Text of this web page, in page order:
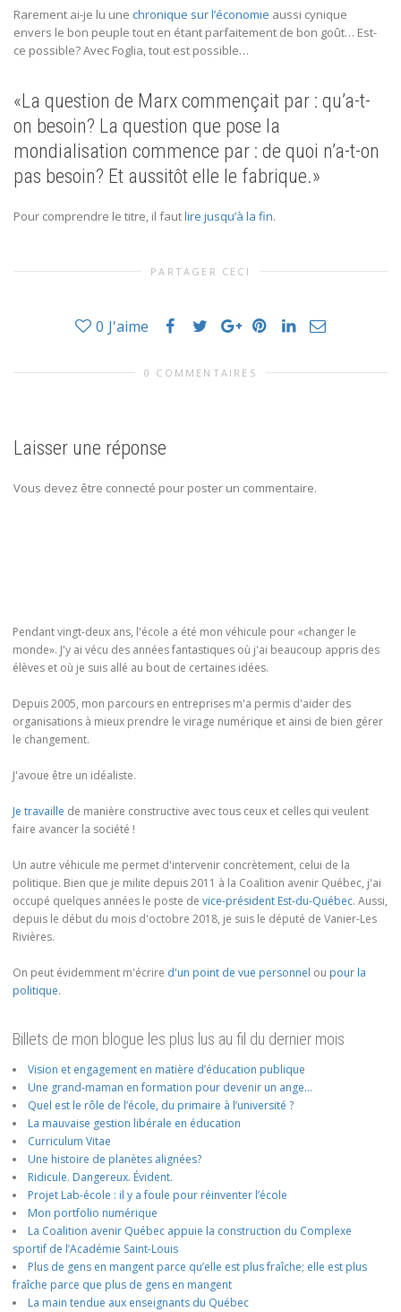
Rarement ai-je lu une chronique sur l’économie aussi cynique
envers le bon peuple tout en étant parfaitement de bon goût… Est-
ce possible? Avec Foglia, tout est possible…
«La question de Marx commençait par : qu’a-t-
on besoin? La question que pose la
mondialisation commence par : de quoi n’a-t-on
pas besoin? Et aussitôt elle le fabrique.»
Pour comprendre le titre, il fautlire jusqu’à la fin.
PARTAGER CECI
0 J'aime
0 COMMENTAIRES
Laisser une réponse
Vous devez être connecté pour poster un commentaire.
Pendant vingt-deux ans, l'école a été mon véhicule pour «changer le
monde». J'y ai vécu des années fantastiques où j'ai beaucoup appris des
élèves et où je suis allé au bout de certaines idées.
Depuis 2005, mon parcours en entreprises m'a permis d'aider des
organisations à mieux prendre le virage numérique et ainsi de bien gérer
le changement.
J'avoue être un idéaliste.
Je travaille de manière constructive avec tous ceux et celles qui veulent
faire avancer la société !
Un autre véhicule me permet d'intervenir concrètement, celui de la
politique. Bien que je milite depuis 2011 à la Coalition avenir Québec, j'ai
occupé quelques années le poste de vice-président Est-du-Québec. Aussi,
depuis le début du mois d'octobre 2018, je suis le député de Vanier-Les
Rivières.
On peut évidemment m'écrire d'un point de vue personnel ou pour la
politique.
Billets de mon blogue les plus lus au fil du dernier mois
Vision et engagement en matière d’éducation publique
Une grand-maman en formation pour devenir un ange…
Quel est le rôle de l’école, du primaire à l’université ?
La mauvaise gestion libérale en éducation
Curriculum Vitae
Une histoire de planètes alignées?
Ridicule. Dangereux. Évident.
Projet Lab-école : il y a foule pour réinventer l’école
Mon portfolio numérique
La Coalition avenir Québec appuie la construction du Complexe
sportif de l’Académie Saint-Louis
Plus de gens en mangent parce qu’elle est plus fraîche; elle est plus
fraîche parce que plus de gens en mangent
La main tendue aux enseignants du Québec